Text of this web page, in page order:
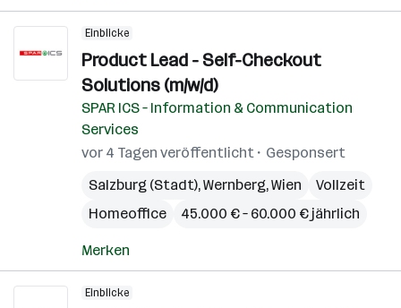
Einblicke
Product Lead - Self-Checkout
Solutions (m/w/d)
SPAR ICS – Information & Communication
Services
vor 4 Tagen veröffentlicht
Gesponsert
Salzburg (Stadt),Wernberg,Wien
Vollzeit
Homeoffice
45.000 € – 60.000 € jährlich
Merken
Einblicke